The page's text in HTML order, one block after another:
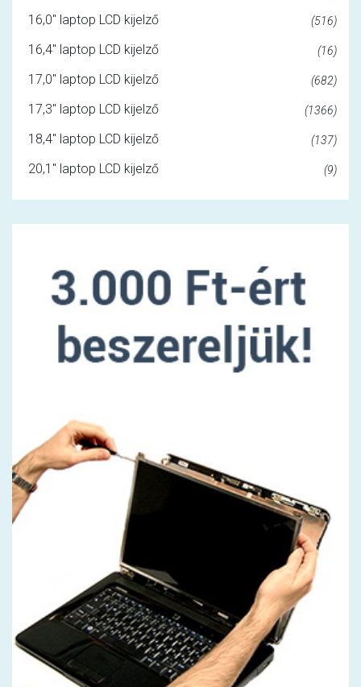
16,0" laptop LCD kijelző (516)
16,4" laptop LCD kijelző (16)
17,0" laptop LCD kijelző (682)
17,3" laptop LCD kijelző (1366)
18,4" laptop LCD kijelző (137)
20,1" laptop LCD kijelző (9)